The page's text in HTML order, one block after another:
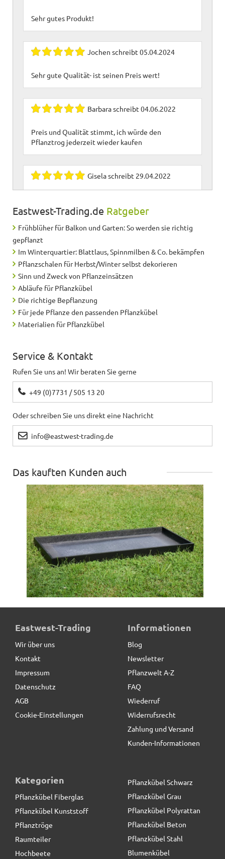
Sehr gutes Produkt!
Jochen schreibt 05.04.2024
Sehr gute Qualität- ist seinen Preis wert!
Barbaraschreibt 04.06.2022
Preis und Qualität stimmt, ich würde den
Pflanztrog jederzeit wieder kaufen
Giselaschreibt 29.04.2022
Tina schreibt04.11.2021
Sehr schöner und hochwertiger Pflanztrog.
Hezel / BV:
Qualität wie gewohnt - haben das Produkt schon
öfter erworben - Design und Ausführung entspricht
Alles Super
Alles gut top Qualität top schnelle Lieferung
Top-Ware und super Service
gabischreibt03.05.2021
Sehr schöner Kübel, super Material
Birgitschreibt22.02.2021
08.02.2021
Tolle Qualität
Super Produkt, tolle Verarbeitung & Aussehen!
schreibt23.05.2020
Schönes und schlichtes Design. Ich verwende es auf
der Terrasse als Sicht- und Windschutz.
Eastwest-Trading.de Ratgeber
Frühblüher für Balkon und Garten: So werden sie richtig
gepflanzt
Im Winterquartier: Blattlaus, Spinnmilben & Co. bekämpfen
Pflanzschalen für Herbst/Winter selbst dekorieren
Sinn und Zweck von Pflanzeinsätzen
Abläufe für Pflanzkübel
Die richtige Bepflanzung
Für jede Pflanze den passenden Pflanzkübel
Materialien für Pflanzkübel
Service & Kontakt
Rufen Sie uns an! Wir beraten Sie gerne
+49 (0)7731 / 505 13 20
Oder schreiben Sie uns direkt eine Nachricht
info@eastwest-trading.de
Das kauften Kunden auch
Untersetzer BASSIN, TÜV-geprüft -schwarz
44,90 € *
Eastwest-Trading
Wir über uns
Kontakt
Impressum
Datenschutz
AGB
Cookie-Einstellungen
Informationen
Blog
Newsletter
Pflanzwelt A-Z
FAQ
Wiederruf
Widerrufsrecht
Zahlung und Versand
Kunden-Informationen
Kategorien
Pflanzkübel Fiberglas
Pflanzkübel Kunststoff
Pflanztröge
Raumteiler
Hochbeete
Pflanzkübel Schwarz
Pflanzkübel Grau
Pflanzkübel Polyrattan
Pflanzkübel Beton
Pflanzkübel Stahl
Blumenkübel